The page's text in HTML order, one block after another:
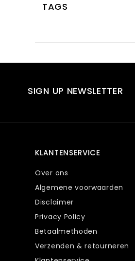
TAGS
SIGN UP NEWSLETTER
KLANTENSERVICE
Over ons
Algemene voorwaarden
Disclaimer
Privacy Policy
Betaalmethoden
Verzenden & retourneren